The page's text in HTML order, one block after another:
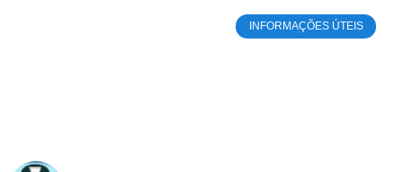
INFORMAÇÕES ÚTEIS